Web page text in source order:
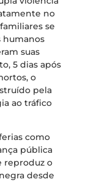
no
se
humanos
suas
5 dias após
o
pela
ao tráfico
como
pública
reproduz o
desde